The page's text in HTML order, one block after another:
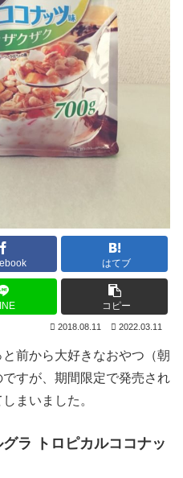
はてブ
コピー
2018.08.11 2022.03.11
前から大好きなおやつ（朝
すが、期間限定で発売され
まいました。
ラ トロピカルココナッ